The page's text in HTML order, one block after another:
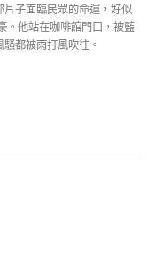
子面臨民眾的命運，好似
。他站在咖啡館門口，被藍
都被雨打風吹往。